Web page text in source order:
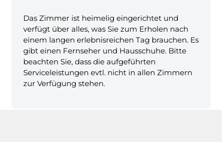
Das Zimmer ist heimelig eingerichtet und
verfügt über alles, was Sie zum Erholen nach
einem langen erlebnisreichen Tag brauchen. Es
gibt einen Fernseher und Hausschuhe. Bitte
beachten Sie, dass die aufgeführten
Serviceleistungen evtl. nicht in allen Zimmern
zur Verfügung stehen.